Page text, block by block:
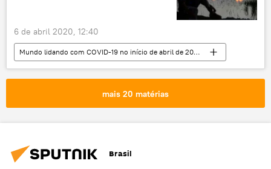
6 de abril 2020, 12:40
Mundo lidando com COVID-19 no início de abril de 2020
Análise
mais 20 matérias
Brasil